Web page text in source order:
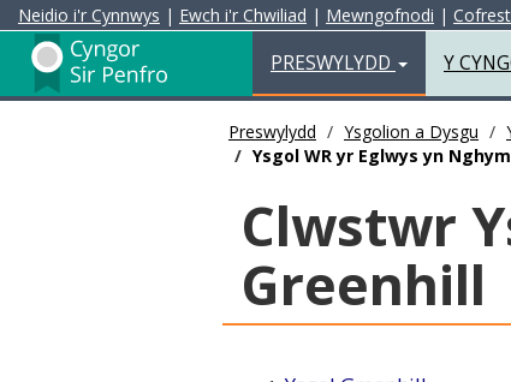
Neidio i'r Cynnwys | Ewch i'r Chwiliad | Mewngofnodi |
Preswylydd
PRESWYLYDD Y
Preswylydd Ysgolion a Dysgu
Ysgol WR yr Eglwys yn
Clwstwr
Greenhill